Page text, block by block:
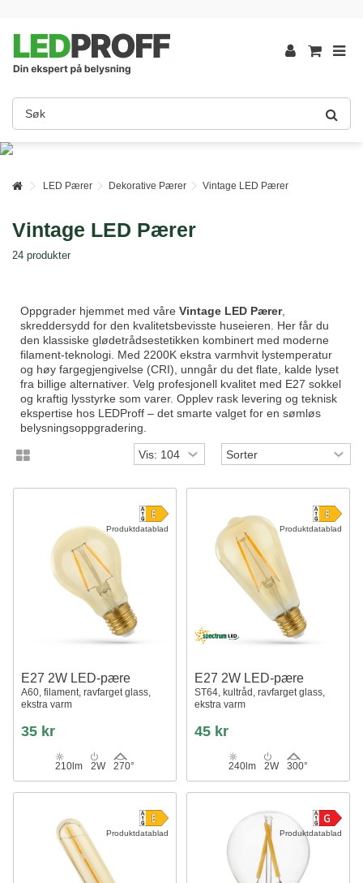
LED Pærer Dekorative Pærer Vintage LED Pærer
Vintage LED Pærer
24 produkter
Oppgrader hjemmet med våre Vintage LED Pærer,
skreddersydd for den kvalitetsbevisste huseieren. Her får du
den klassiske glødetrådsestetikken kombinert med moderne
filament-teknologi. Med 2200K ekstra varmhvit lystemperatur
og høy fargegjengivelse (CRI), unngår du det flate, kalde lyset
fra billige alternativer. Velg profesjonell kvalitet med E27 sokkel
og kraftig lysstyrke som varer. Opplev rask levering og teknisk
ekspertise hos LEDProff – det smarte valget for en sømløs
belysningsoppgradering.
Produktdatablad
E27 2W LED-pære
A60, filament, ravfarget glass,
ekstra varm
35 kr
210lm 2W 270°
Produktdatablad
E27 2W LED-pære
ST64, kultråd, ravfarget glass,
ekstra varm
45 kr
240lm 2W 300°
Produktdatablad Produktdatablad